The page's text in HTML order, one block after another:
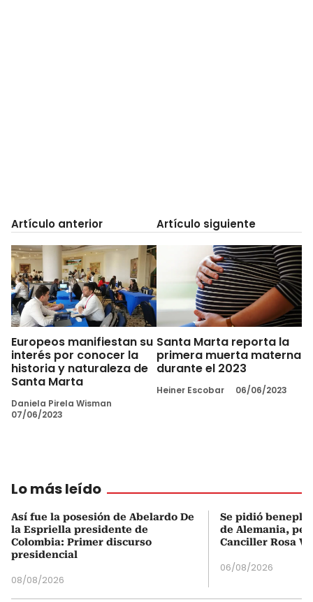
Artículo anterior
Europeos manifiestan su
interés por conocer la
historia y naturaleza de
Santa Marta
Daniela Pirela Wisman
07/06/2023
Artículo siguiente
Santa Marta reporta la
primera muerta materna
durante el 2023
Heiner Escobar 06/06/2023
Lo más leído
Así fue la posesión de Abelardo De
la Espriella presidente de
Colombia: Primer discurso
presidencial
08/08/2026
Se pidió
de Alemania,
Canciller Rosa
06/08/2026